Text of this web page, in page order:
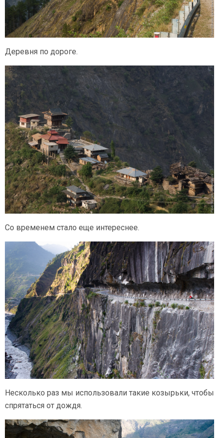
Деревня по дороге.
Со временем стало еще интереснее.
Несколько раз мы использовали такие козырьки, чтобы
спрятаться от дождя.